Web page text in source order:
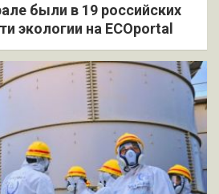
были в 19 российских
экологии на ECOportal